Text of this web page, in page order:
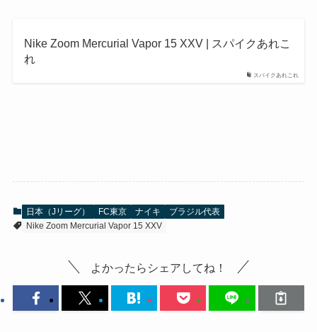
スパイクあれこれ
Nike Zoom Mercurial Vapor 15 XXV | スパイクあれこ
れ
日本（Jリーグ） FC東京 ナイキ
ブラジル代表
Nike Zoom Mercurial Vapor 15 XXV
よかったらシェアしてね！